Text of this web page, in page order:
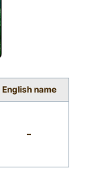
English name
–